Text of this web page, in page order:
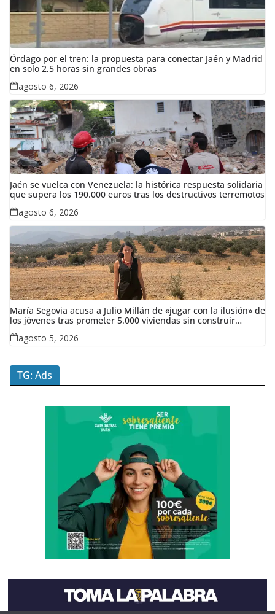
Órdago por el tren: la propuesta para conectar Jaén y Madrid
en solo 2,5 horas sin grandes obras
agosto 6, 2026
Jaén se vuelca con Venezuela: la histórica respuesta solidaria
que supera los 190.000 euros tras los destructivos terremotos
agosto 6, 2026
María Segovia acusa a Julio Millán de «jugar con la ilusión» de
los jóvenes tras prometer 5.000 viviendas sin construir
ninguna en siete años
agosto 5, 2026
TG: Ads